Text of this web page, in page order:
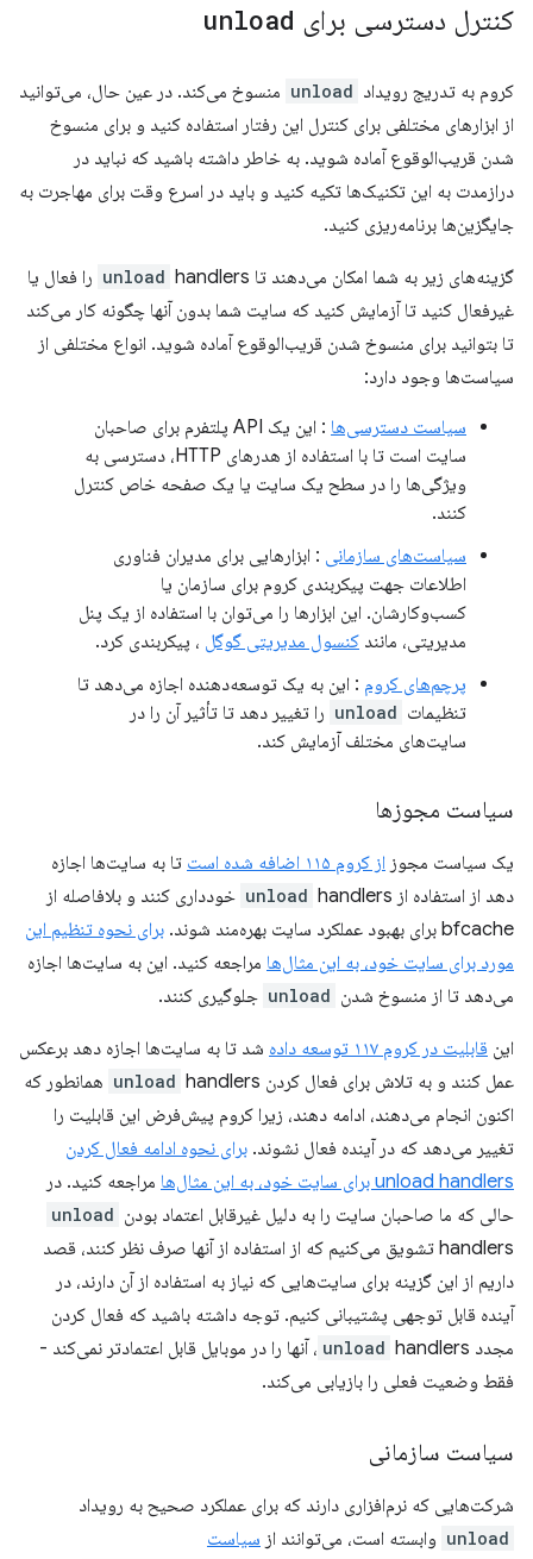
کنترل دسترسی برای unload
کروم به تدریج رویداد unload منسوخ می‌کند. در عین حال، می‌توانید
از ابزارهای مختلفی برای کنترل این رفتار استفاده کنید و برای منسوخ
شدن قریب‌الوقوع آماده شوید. به خاطر داشته باشید که نباید در
درازمدت به این تکنیک‌ها تکیه کنید و باید در اسرع وقت برای مهاجرت به
جایگزین‌ها برنامه‌ریزی کنید.
گزینه‌های زیر به شما امکان می‌دهند تا unload handlers را فعال یا
غیرفعال کنید تا آزمایش کنید که سایت شما بدون آنها چگونه کار می‌کند
تا بتوانید برای منسوخ شدن قریب‌الوقوع آماده شوید. انواع مختلفی از
سیاست‌ها وجود دارد:
سیاست دسترسی‌ها
: این یک API پلتفرم برای صاحبان
سایت است تا با استفاده از هدرهای HTTP، دسترسی به
ویژگی‌ها را در سطح یک سایت یا یک صفحه خاص کنترل
کنند.
سیاست‌های سازمانی : ابزارهایی برای مدیران فناوری
اطلاعات جهت پیکربندی کروم برای سازمان یا
کسب‌وکارشان. این ابزارها را می‌توان با استفاده از یک پنل
مدیریتی، مانند کنسول مدیریتی گوگل ، پیکربندی کرد.
پرچم‌های کروم : این به یک توسعه‌دهنده اجازه می‌دهد تا
تنظیمات unload را تغییر دهد تا تأثیر آن را در
سایت‌های مختلف آزمایش کند.
سیاست مجوزها
یک سیاست مجوز از کروم ۱۱۵ اضافه شده است
تا به سایت‌ها اجازه
دهد از استفاده از
unload handlers خودداری کنند و بلافاصله از
bfcache برای بهبود عملکرد سایت بهره‌مند شوند.
برای نحوه تنظیم این
مورد برای سایت خود، به این مثال‌ها مراجعه کنید. این به سایت‌ها اجازه
می‌دهد تا از منسوخ شدن unload جلوگیری کنند.
این قابلیت در کروم ۱۱۷ توسعه داده
شد تا به سایت‌ها اجازه دهد برعکس
عمل کنند و به تلاش برای فعال کردن
unload handlers همانطور که
اکنون انجام می‌دهند، ادامه دهند، زیرا کروم پیش‌فرض این قابلیت را
تغییر می‌دهد که در آینده فعال نشوند. برای نحوه ادامه فعال کردن
unload handlers برای سایت خود، به این مثال‌ها
مراجعه کنید. در
حالی که ما صاحبان سایت را به دلیل غیرقابل اعتماد بودن unload
handlers تشویق می‌کنیم که از استفاده از آنها صرف نظر کنند، قصد
داریم از این گزینه برای سایت‌هایی که نیاز به استفاده از آن دارند، در
آینده قابل توجهی پشتیبانی کنیم. توجه داشته باشید که فعال کردن
مجدد
unload handlers، آنها را در موبایل قابل اعتمادتر نمی‌کند -
فقط وضعیت فعلی را بازیابی می‌کند.
سیاست سازمانی
شرکت‌هایی که نرم‌افزاری دارند که برای عملکرد صحیح به رویداد
unload وابسته است، می‌توانند از سیاست